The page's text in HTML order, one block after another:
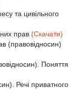
та цивільного
прав (Скачати)
(правовідносин)
Поняття
Речі приватного